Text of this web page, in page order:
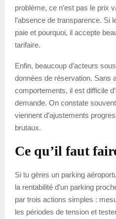
problème, ce n’est pas le prix
l’absence de transparence. Si
paie et pourquoi, il accepte
tarifaire.
Enfin, beaucoup d’acteurs
données de réservation. Sans
comportements, il est difficile
demande. On constate
viennent d’ajustements
brutaux.
Ce qu’il faut
Si tu gères un parking
la rentabilité d’un parking
par trois actions simples :
les périodes de tension et